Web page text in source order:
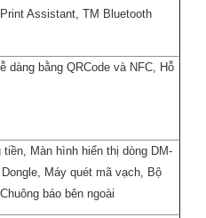
Assistant, TM Bluetooth
dàng bằng QRCode và NFC, Hỗ
tiền, Màn hình hiển thị dòng DM-
Dongle, Máy quét mã vạch, Bộ
báo bên ngoài